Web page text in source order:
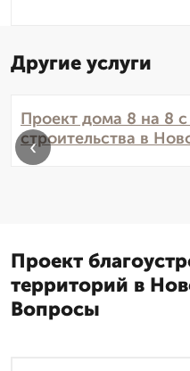
Другие услуги
Проект дома 8 на 8
строительства в
‹
Проект
территорий в
Вопросы